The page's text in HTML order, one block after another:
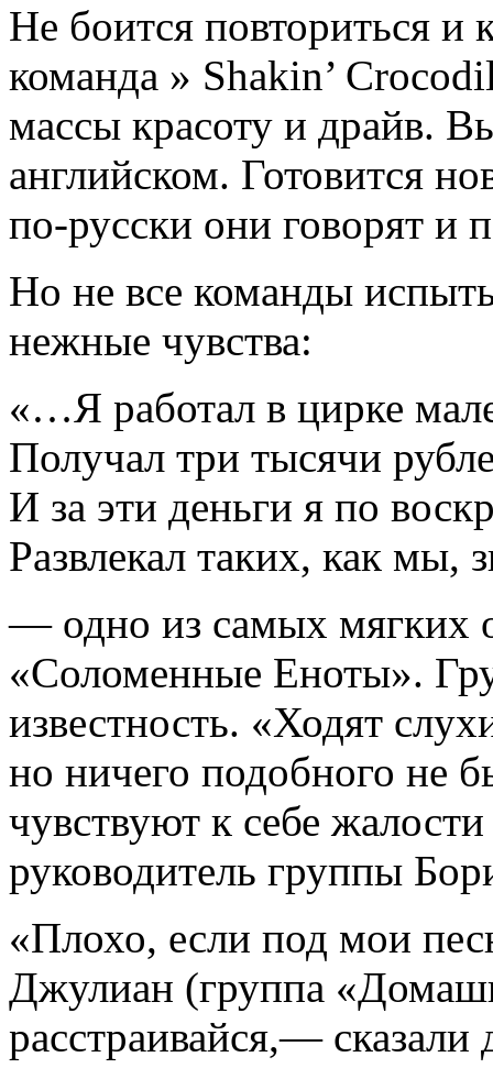
Не боится повториться и
команда » Shakin’
массы красоту и драйв.
английском. Готовится
по-русски они говорят и
Но не все команды
нежные чувства:
«…Я работал в цирке
Получал три тысячи
И за эти деньги я по
Развлекал таких, как мы,
— одно из самых мягких
«Соломенные Еноты».
известность. «Ходят
но ничего подобного не
чувствуют к себе
руководитель группы
«Плохо, если под мои
Джулиан (группа
расстраивайся,—